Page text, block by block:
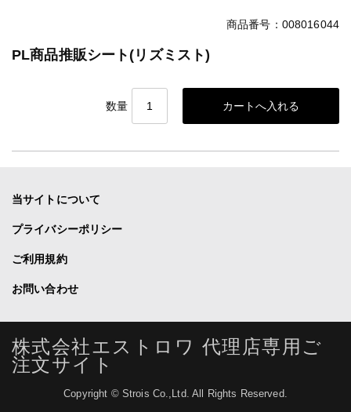
商品番号：008016044
PL商品推販シート(リズミスト)
数量
当サイトについて
プライバシーポリシー
ご利用規約
お問い合わせ
株式会社エストロワ 代理店専用ご
注文サイト
Copyright © Strois Co.,Ltd. All Rights Reserved.